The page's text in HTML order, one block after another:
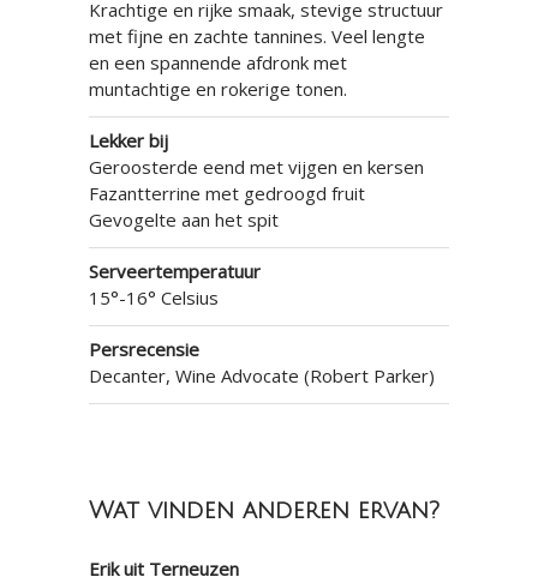
Krachtige en rijke smaak, stevige structuur
met fijne en zachte tannines. Veel lengte
en een spannende afdronk met
muntachtige en rokerige tonen.
Lekker bij
Geroosterde eend met vijgen en kersen
Fazantterrine met gedroogd fruit
Gevogelte aan het spit
Serveertemperatuur
15°-16° Celsius
Persrecensie
Decanter, Wine Advocate (Robert Parker)
Wat vinden anderen ervan?
Erik uit Terneuzen